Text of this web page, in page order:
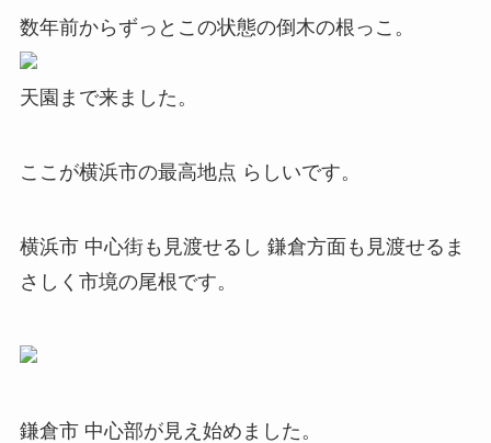
数年前からずっとこの状態の倒木の根っこ。
天園まで来ました。
ここが横浜市の最高地点 らしいです。
横浜市 中心街も見渡せるし 鎌倉方面も見渡せるま
さしく市境の尾根です。
鎌倉市 中心部が見え始めました。